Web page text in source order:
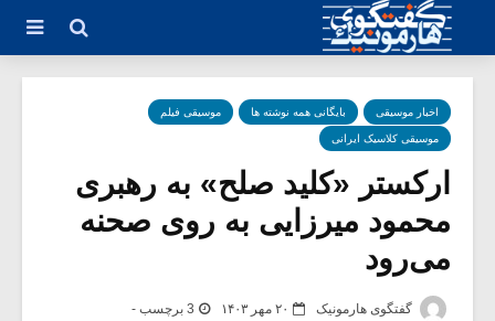
اخبار موسیقی بایگانی همه نوشته ها موسیقی فیلم
موسیقی کلاسیک ایرانی
ارکستر «کلید صلح» به رهبری
محمود میرزایی به روی صحنه
می‌رود
گفتگوی هارمونیک ۲۰ مهر ۱۴۰۳ 3 برچسب -